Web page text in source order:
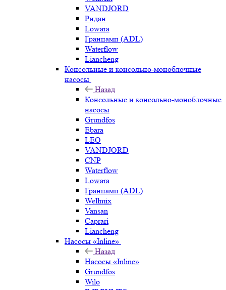
VANDJORD
Ридан
Lowara
Гранпамп (ADL)
Waterflow
Liancheng
Консольные и консольно-моноблочные
насосы
Назад
Консольные и консольно-моноблочные
насосы
Grundfos
Ebara
LEO
VANDJORD
CNP
Waterflow
Lowara
Гранпамп (ADL)
Wellmix
Vansan
Caprari
Liancheng
Насосы «Inline»
Назад
Насосы «Inline»
Grundfos
Wilo